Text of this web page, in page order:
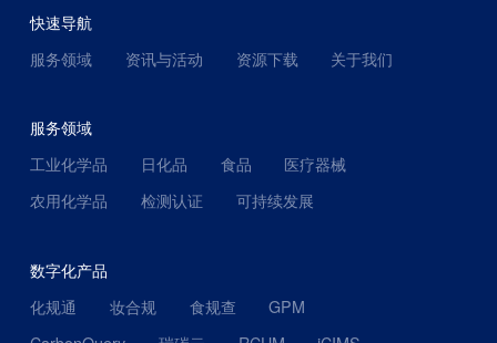
快速导航
服务领域
资讯与活动 资源下载 关于我们
服务领域
工业化学品
日化品 食品
医疗器械
农用化学品
检测认证 可持续发展
数字化产品
化规通
妆合规 食规查
GPM